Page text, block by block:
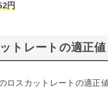
円
トレートの適正値
スカットレートの適正